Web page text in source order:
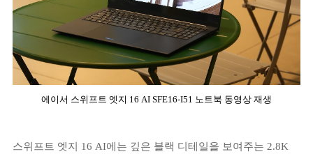
에이서 스위프트 엣지 16 AI SFE16-I51 노트북 동영상 재생
스위프트 엣지 16 AI에는 깊은 블랙 디테일을 보여주는 2.8K